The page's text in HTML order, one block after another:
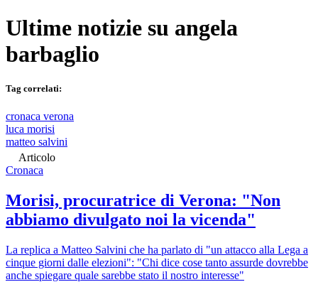
Ultime notizie su angela
barbaglio
Tag correlati:
cronaca verona
luca morisi
matteo salvini
Articolo
Cronaca
Morisi, procuratrice di Verona: "Non
abbiamo divulgato noi la vicenda"
La replica a Matteo Salvini che ha parlato di "un attacco alla Lega a
cinque giorni dalle elezioni": "Chi dice cose tanto assurde dovrebbe
anche spiegare quale sarebbe stato il nostro interesse"